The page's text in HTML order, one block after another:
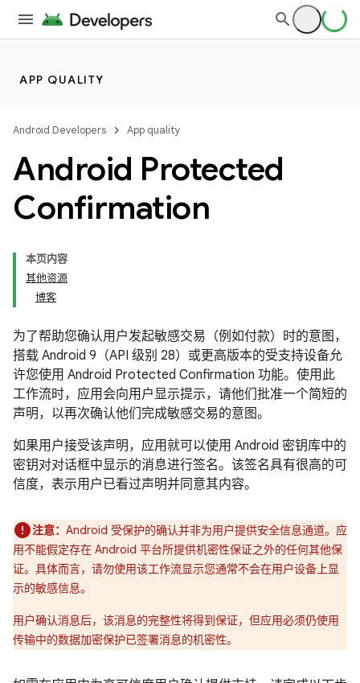
APP QUALITY
Android Developers App quality
Android Protected
Confirmation
本页内容
其他资源
博客
为了帮助您确认用户发起敏感交易（例如付款）时的意图，
搭载 Android 9（API 级别 28）或更高版本的受支持设备允
许您使用 Android Protected Confirmation 功能。使用此
工作流时，应用会向用户显示提示，请他们批准一个简短的
声明，以再次确认他们完成敏感交易的意图。
如果用户接受该声明，应用就可以使用 Android 密钥库中的
密钥对对话框中显示的消息进行签名。该签名具有很高的可
信度，表示用户已看过声明并同意其内容。
注意： Android 受保护的确认并非为用户提供安全信息通道。应
用不能假定存在 Android 平台所提供机密性保证之外的任何其他保
证。具体而言，请勿使用该工作流显示您通常不会在用户设备上显
示的敏感信息。
用户确认消息后，该消息的完整性将得到保证，但应用必须仍使用
传输中的数据加密保护已签署消息的机密性。